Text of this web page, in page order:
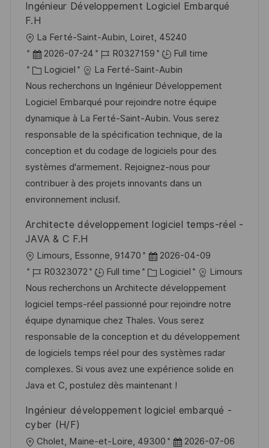
h
e
p
t
Ingénieur Développement Logiciel Embarqué
F.H
o
c
a
l
i
s
a
t
i
o
La Ferté-Saint-Aubin, Loiret, 45240
D
a
t
e
d
’
a
f
f
i
h
e
2026-07-24
R
é
f
é
r
e
n
c
e
d
p
t
R0327159
Full time
C
a
t
é
g
o
r
i
e
Logiciel
La Ferté-Saint-Aubin
Nous recherchons un Ingénieur Développement
Logiciel Embarqué pour rejoindre notre équipe
dynamique à La Ferté-Saint-Aubin. Vous serez
responsable de la spécification technique, de la
conception et du codage de logiciels pour des
systèmes d'armement. Rejoignez-nous pour
contribuer à des projets innovants dans un
environnement inclusif.
Architecte développement logiciel temps-réel -
JAVA & C F.H
o
c
a
l
i
s
a
t
o
Limours, Essonne, 91470
D
a
t
e
d
a
f
f
c
2026-04-09
R
é
f
é
r
e
n
c
d
u
R0323072 Full time
C
a
t
é
g
o
r
i
Logiciel
Limours
Nous recherchons un Architecte développement
logiciel temps-réel passionné pour rejoindre notre
équipe dynamique chez Thales. Vous serez
responsable de la conception et du développement
de logiciels temps réel pour des systèmes radar
complexes. Si vous avez une expérience solide en
Java et C, postulez dès maintenant !
Ingénieur développement logiciel embarqué -
cyber (H/F)
Cholet, Maine-et-Loire, 49300
D 2026-07-06